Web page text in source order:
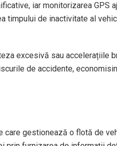
iar monitorizarea GPS
timpului de inactivitate al
excesivă sau accelerațiile
de accidente,
care gestionează o flotă de